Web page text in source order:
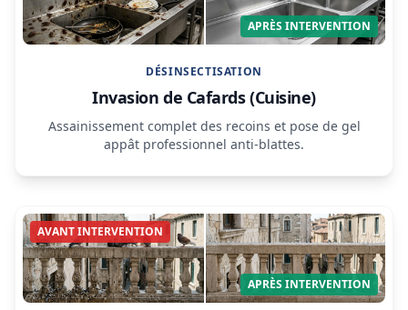
APRÈS INTERVENTION
DÉSINSECTISATION
Invasion de Cafards (Cuisine)
Assainissement complet des recoins et pose de gel
appât professionnel anti-blattes.
AVANT INTERVENTION
APRÈS INTERVENTION